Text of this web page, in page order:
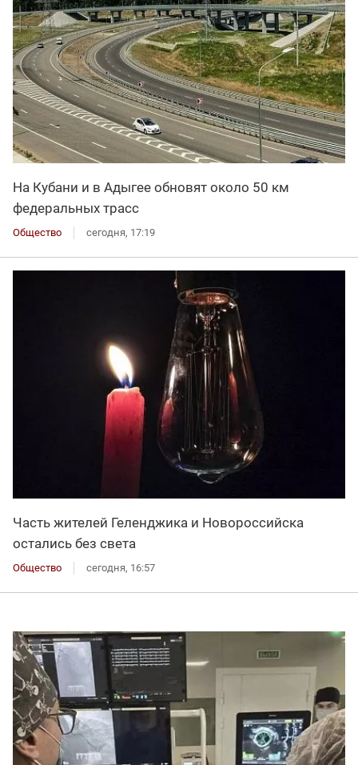
На Кубани и в Адыгее обновят около 50 км
федеральных трасс
Общество сегодня, 17:19
Часть жителей Геленджика и Новороссийска
остались без света
Общество сегодня, 16:57